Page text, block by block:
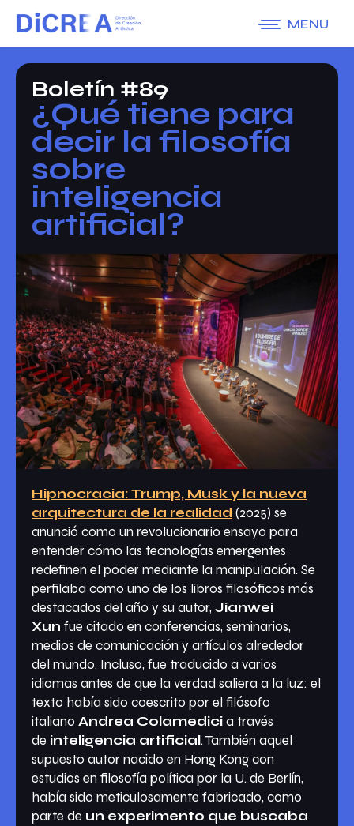
MENU
Boletín #89
¿Qué tiene para
decir la filosofía
sobre
inteligencia
artificial?
Hipnocracia: Trump, Musk y la nueva
arquitectura de la realidad (2025) se
anunció como un revolucionario ensayo para
entender cómo las tecnologías emergentes
redefinen el poder mediante la manipulación. Se
perfilaba como uno de los libros filosóficos más
destacados del año y su autor, Jianwei
Xun fue citado en conferencias, seminarios,
medios de comunicación y artículos alrededor
del mundo. Incluso, fue traducido a varios
idiomas antes de que la verdad saliera a la luz: el
texto había sido coescrito por el filósofo
italiano Andrea Colamedicia través
de inteligencia artificial. También aquel
supuesto autor nacido en Hong Kong con
estudios en filosofía política por la U. de Berlín,
había sido meticulosamente fabricado, como
parte de un experimento que buscaba